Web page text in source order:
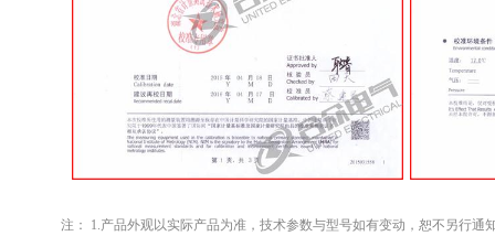
注： 1.产品外观以实际产品为准，技术参数与型号如有变动，恕不另行通